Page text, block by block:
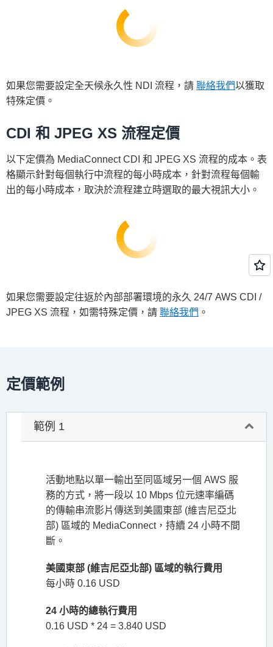
如果您需要設定全天候永久性 NDI 流程，請 聯絡我們以獲取
特殊定價。
CDI 和 JPEG XS 流程定價
以下定價為 MediaConnect CDI 和 JPEG XS 流程的成本。表
格顯示針對每個執行中流程的每小時成本，針對流程每個輸
出的每小時成本，取決於流程建立時選取的最大視訊大小。
如果您需要設定往返於內部部署環境的永久 24/7 AWS CDI /
JPEG XS 流程，如需特殊定價，請 聯絡我們 。
定價範例
範例 1
活動地點以單一輸出至同區域另一個 AWS 服
務的方式，將一段以 10 Mbps 位元速率編碼
的傳輸串流影片傳送到美國東部 (維吉尼亞北
部) 區域的 MediaConnect，持續 24 小時不間
斷。
美國東部 (維吉尼亞北部) 區域的執行費用
每小時 0.16 USD
24 小時的總執行費用
0.16 USD * 24 = 3.840 USD